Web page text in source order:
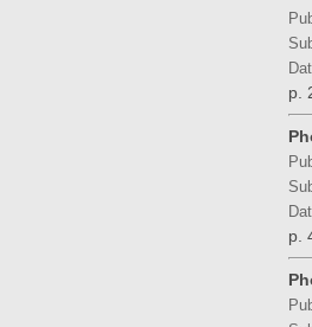
p.
p.